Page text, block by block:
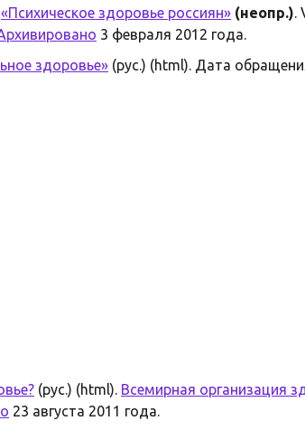
«Психическое здоровье россиян» (неопр.).
3 февраля 2012 года.
здоровье» (рус.) (html). Дата
(рус.) (html). Всемирная организация
23 августа 2011 года.